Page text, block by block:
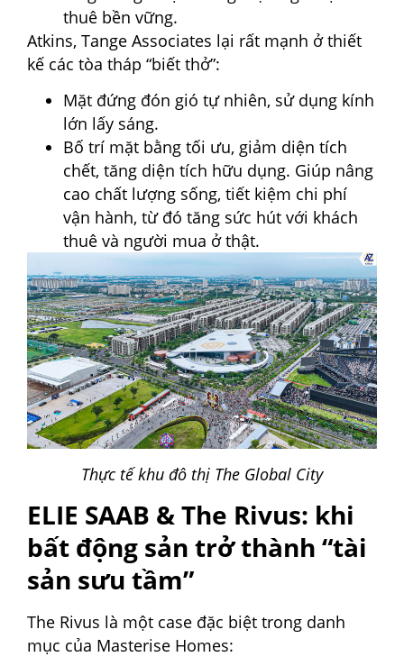
thuê bền vững.
Atkins, Tange Associates lại rất mạnh ở thiết
kế các tòa tháp “biết thở”:
Mặt đứng đón gió tự nhiên, sử dụng kính
lớn lấy sáng.
Bố trí mặt bằng tối ưu, giảm diện tích
chết, tăng diện tích hữu dụng. Giúp nâng
cao chất lượng sống, tiết kiệm chi phí
vận hành, từ đó tăng sức hút với khách
thuê và người mua ở thật.
Thực tế khu đô thị The Global City
ELIE SAAB & The Rivus: khi
bất động sản trở thành “tài
sản sưu tầm”
The Rivus là một case đặc biệt trong danh
mục của Masterise Homes: